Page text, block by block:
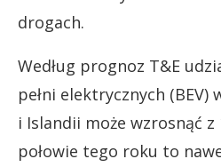
drogach.
Według prognoz T&E
pełni elektrycznych
i Islandii może wzrosnąć
połowie tego roku to